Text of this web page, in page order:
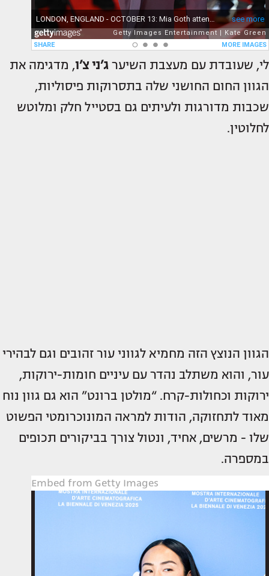
לי, שעובדת עם מעצבת השיער ג’ני צ’ו, מדגימה את
הגוון החום החושני שלה בתסרוקות פיסוליות,
שכבות מדורגות ולעיתים גם בסטייל חלק ומלוטש
לחלוטין.
הגוון הנוצץ הזה מחמיא לגווני עור זהובים וגם לבהירי
עור, והוא משתלב נהדר עם עיניים חומות-ירוקות,
ירוקות וכחולות-קרח. “מולטן ברונט” הוא גם גוון נוח
מאוד לתחזוקה, הודות למראה המונוכרומטי הפשוט
שלו - מרשים, אחיד, ונטול צורך בביקורים תכופים
במספרה.
Embed from Getty Images